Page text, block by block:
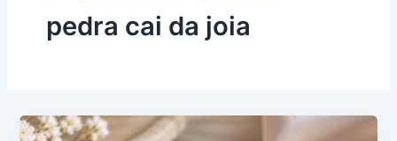
pedra cai da joia